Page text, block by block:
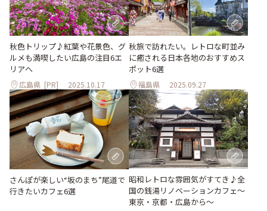
秋色トリップ♪紅葉や花景色、グ
ルメも満喫したい広島の注目6エ
リアへ
広島県 [PR] 2025.10.17
秋旅で訪れたい。レトロな町並み
に癒される日本各地のおすすめス
ポット6選
福島県 2025.09.27
さんぽが楽しい“坂のまち”尾道で
行きたいカフェ6選
昭和レトロな雰囲気がすてき♪全
国の銭湯リノベーションカフェ〜
東京・京都・広島から〜